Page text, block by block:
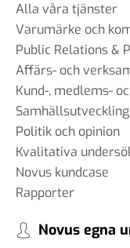
Alla våra tjänster
Varumärke och
Public Relations &
Affärs- och
Kund-, medlems-
Samhällsutveckling
Politik och opinion
Kvalitativa
Novus kundcase
Rapporter
Novus egna